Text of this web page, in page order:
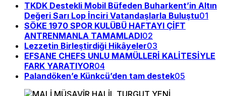
TKDK Destekli Mobil Büfeden Buharkent’in Altın
Değeri Sarı Lop İnciri Vatandaşlarla Buluştu01
SÖKE 1970 SPOR KULÜBÜ HAFTAYI ÇİFT
ANTRENMANLA TAMAMLADI02
Lezzetin Birleştirdiği Hikâyeler03
EFSANE CHEFS UNLU MAMÜLLERİ KALİTESİYLE
FARK YARATIYOR04
Palandöken’e Künkcü’den tam destek05